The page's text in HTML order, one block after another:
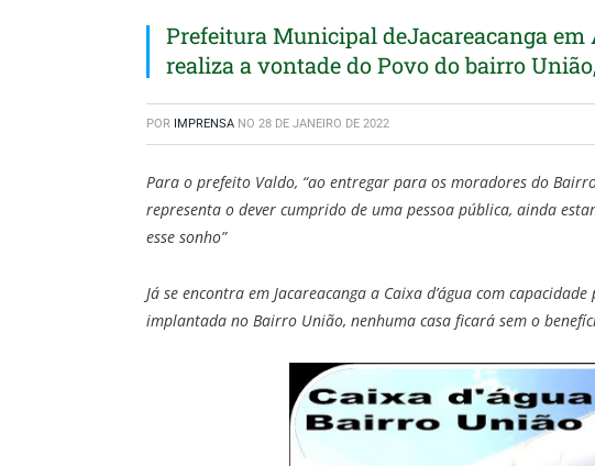
Prefeitura Municipal deJacareacanga em
realiza a vontade do Povo do bairro
POR IMPRENSA NO 28 DE JANEIRO DE 2022
Para o prefeito Valdo, “ao entregar para os moradores do
representa o dever cumprido de uma pessoa pública, ainda
esse sonho”
Já se encontra em Jacareacanga a Caixa d’água com
implantada no Bairro União, nenhuma casa ficará sem o